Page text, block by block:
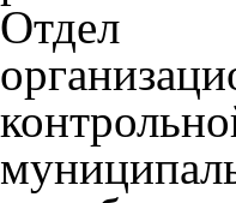
Отдел